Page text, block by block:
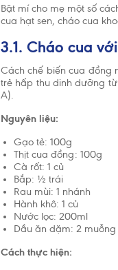
Bật mí cho mẹ một số
cua hạt sen, cháo cua
3.1. Cháo cua
Cách chế biến cua đồng
trẻ hấp thu dinh dưỡng
A).
Nguyên liệu:
Gạo tẻ: 100g
Thịt cua đồng: 100g
Cà rốt: 1 củ
Bắp: ½ trái
Rau mùi: 1 nhánh
Hành khô: 1 củ
Nước lọc: 200ml
Dầu ăn dặm: 2
Cách thực hiện: